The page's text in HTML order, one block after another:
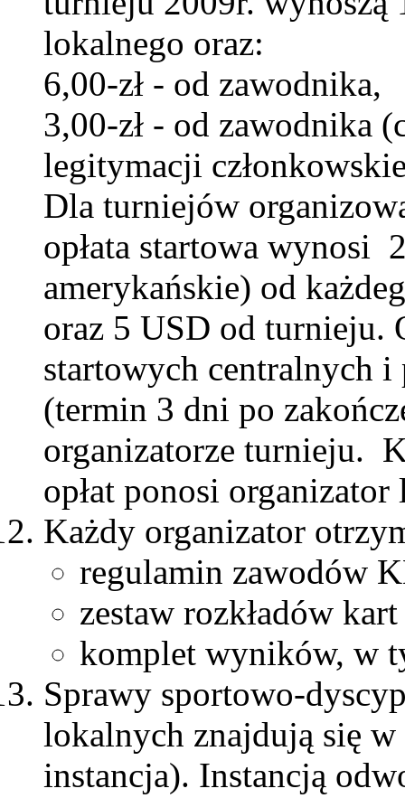
lokalnego oraz:
6,00-zł - od zawodnika,
3,00-zł - od zawodnika
legitymacji
Dla turniejów
opłata startowa wynosi
amerykańskie) od
oraz 5 USD od turnieju.
startowych centralnych
(termin 3 dni po
organizatorze turnieju.
opłat ponosi
Każdy organizator
regulamin zawodów
zestaw rozkładów
komplet wyników, w
Sprawy sportowo-
lokalnych znajdują się
instancja). Instancją